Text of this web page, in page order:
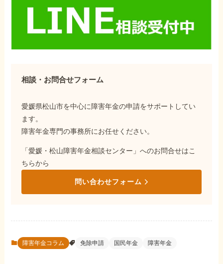
相談・お問合せフォーム
愛媛県松山市を中心に障害年金の申請をサポートしてい
ます。
障害年金専門の事務所にお任せください。
「愛媛・松山障害年金相談センター」へのお問合せはこ
ちらから
問い合わせフォーム
障害年金コラム 免除申請 国民年金 障害年金